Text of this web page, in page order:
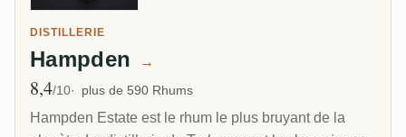
DISTILLERIE
Hampden →
Note moyenne
8,4/10 plus de 590 Rhums
Hampden Estate est le rhum le plus bruyant de la